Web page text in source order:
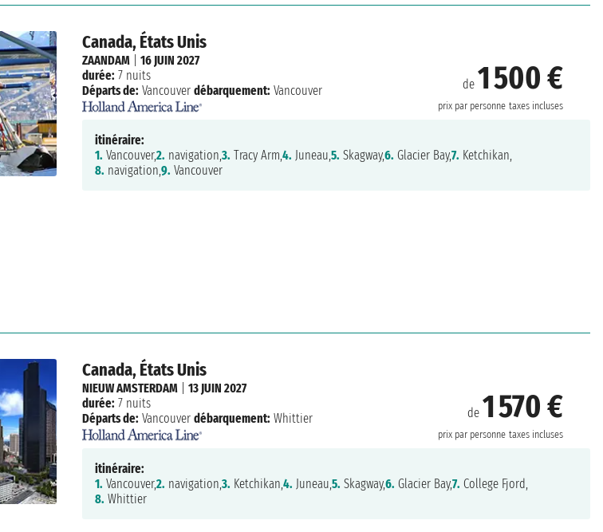
Canada, États Unis
de 1 500 €
prix par personne taxes incluses
ZAANDAM| 16 JUIN 2027
durée: 7 nuits
Départs de: Vancouver débarquement: Vancouver
itinéraire:
1. Vancouver,2. navigation,3. Tracy Arm,4. Juneau,5. Skagway,6. Glacier Bay,7. Ketchikan,
8. navigation,9. Vancouver
Canada, États Unis
de 1 570 €
prix par personne taxes incluses
NIEUW AMSTERDAM| 13 JUIN 2027
durée: 7 nuits
Départs de: Vancouver débarquement: Whittier
itinéraire:
1. Vancouver,2. navigation, 3. Ketchikan, 4. Juneau, 5. Skagway,6. Glacier Bay,7. College Fjord,
8. Whittier